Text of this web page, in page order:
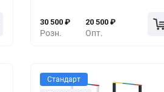
Розн.
30 500 ₽
Опт.
20 500 ₽
Стандарт